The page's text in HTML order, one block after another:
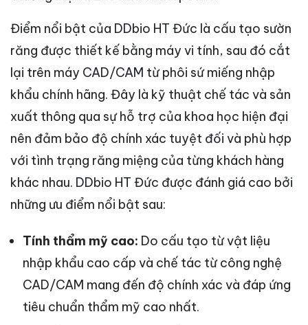
Điểm nổi bật của DDbio HT Đức là cấu tạo sườn
răng được thiết kế bằng máy vi tính, sau đó cắt
lại trên máy CAD/CAM từ phôi sứ miếng nhập
khẩu chính hãng. Đây là kỹ thuật chế tác và sản
xuất thông qua sự hỗ trợ của khoa học hiện đại
nên đảm bảo độ chính xác tuyệt đối và phù hợp
với tình trạng răng miệng của từng khách hàng
khác nhau. DDbio HT Đức được đánh giá cao bởi
những ưu điểm nổi bật sau:
Tính thẩm mỹ cao: Do cấu tạo từ vật liệu
nhập khẩu cao cấp và chế tác từ công nghệ
CAD/CAM mang đến độ chính xác và đáp ứng
tiêu chuẩn thẩm mỹ cao nhất.